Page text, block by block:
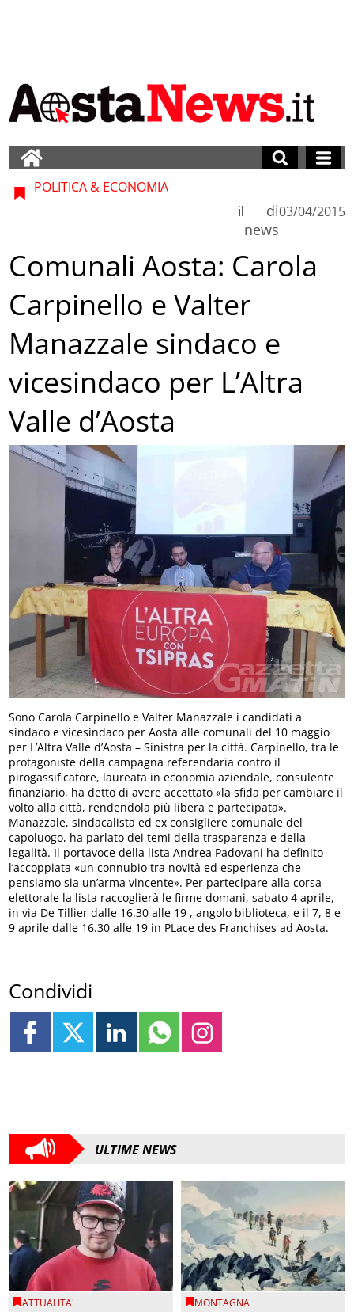
POLITICA & ECONOMIA
di
news
il 03/04/2015
Comunali Aosta: Carola
Carpinello e Valter
Manazzale sindaco e
vicesindaco per L’Altra
Valle d’Aosta
Sono Carola Carpinello e Valter Manazzale i candidati a
sindaco e vicesindaco per Aosta alle comunali del 10 maggio
per L’Altra Valle d’Aosta – Sinistra per la città. Carpinello, tra le
protagoniste della campagna referendaria contro il
pirogassificatore, laureata in economia aziendale, consulente
finanziario, ha detto di avere accettato «la sfida per cambiare il
volto alla città, rendendola più libera e partecipata».
Manazzale, sindacalista ed ex consigliere comunale del
capoluogo, ha parlato dei temi della trasparenza e della
legalità. Il portavoce della lista Andrea Padovani ha definito
l’accoppiata «un connubio tra novità ed esperienza che
pensiamo sia un’arma vincente». Per partecipare alla corsa
elettorale la lista raccoglierà le firme domani, sabato 4 aprile,
in via De Tillier dalle 16.30 alle 19 , angolo biblioteca, e il 7, 8 e
9 aprile dalle 16.30 alle 19 in PLace des Franchises ad Aosta.
Condividi
ULTIME NEWS
ATTUALITA' MONTAGNA